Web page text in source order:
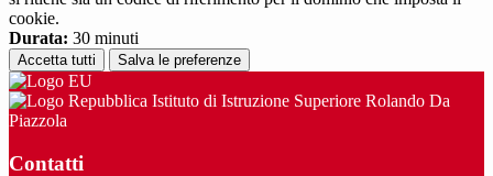
cookie.
Durata: 30 minuti
Accetta tutti Salva le preferenze
Istituto di Istruzione Superiore Rolando Da
Piazzola
Contatti